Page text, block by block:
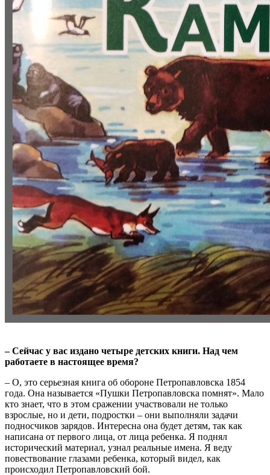
– Сейчас у вас издано четыре детских книги. Над чем
работаете в настоящее время?
– О, это серьезная книга об обороне Петропавловска 1854
года. Она называется «Пушки Петропавловска помнят». Мало
кто знает, что в этом сражении участвовали не только
взрослые, но и дети, подростки – они выполняли задачи
подносчиков зарядов. Интересна она будет детям, так как
написана от первого лица, от лица ребенка. Я поднял
исторический материал, узнал реальные имена. Я веду
повествование глазами ребенка, который видел, как
происходил Петропавловский бой.